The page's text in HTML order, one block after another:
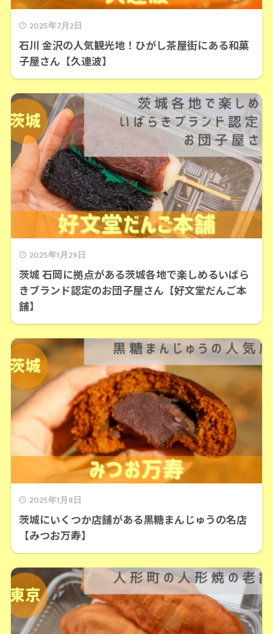
2025年7月2日
石川 金沢の人気観光地！ひがし茶屋街にある和菓
子屋さん【久連波】
2025年1月29日
茨城 石岡に拠点がある茨城各地で楽しめるいばら
きブランド認定のお団子屋さん【好文堂だんご本
舗】
2025年1月8日
茨城にいくつか店舗がある黒糖まんじゅうの名店
【みつお万寿】